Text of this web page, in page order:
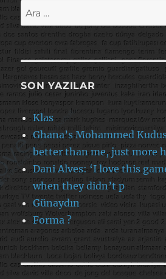
Ara:
SON YAZILAR
Klas
Ghana’s Mohammed
better than me, just more
Dani Alves: ‘I love this
when they didn’t p
Günaydın
Forma ?